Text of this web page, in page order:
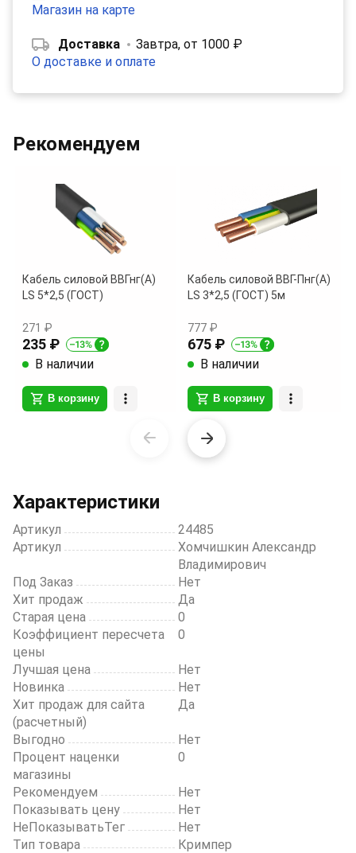
Магазин на карте
Доставка
Завтра, от 1000 ₽
О доставке и оплате
Рекомендуем
Кабель силовой ВВГнг(А)
LS 5*2,5 (ГОСТ)
271 ₽
235 ₽
В наличии
В корзину
Кабель силовой ВВГ-Пнг(А)
LS 3*2,5 (ГОСТ) 5м
777 ₽
675 ₽
В наличии
В корзину
20
Характеристики
Артикул
24485
Артикул
Хомчишкин Александр
Владимирович
Под Заказ
Нет
Хит продаж
Да
Старая цена
0
Коэффициент пересчета
цены
0
Лучшая цена
Нет
Новинка
Нет
Хит продаж для сайта
(расчетный)
Да
Выгодно
Нет
Процент наценки
магазины
0
Рекомендуем
Нет
Показывать цену
Нет
НеПоказыватьТег
Нет
Тип товара
Кримпер